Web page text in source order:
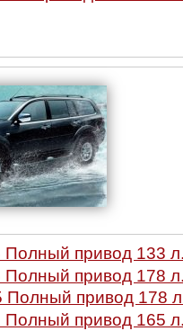
Полный привод 133
Полный привод 178
Полный привод 178
Полный привод 165